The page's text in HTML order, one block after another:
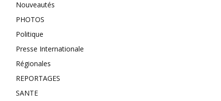
Nouveautés
PHOTOS
Politique
Presse Internationale
Régionales
REPORTAGES
SANTE